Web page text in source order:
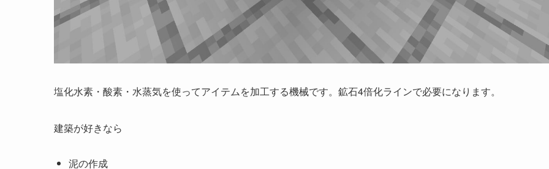
塩化水素・酸素・水蒸気を使ってアイテムを加工する機械です。鉱石4倍化ラインで必要になります。
建築が好きなら
泥の作成